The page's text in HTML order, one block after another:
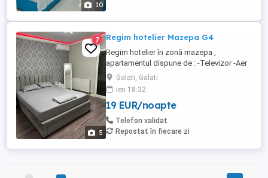
10
5
7 Regim hotelier Mazepa G4
Regim hotelier în zonă mazepa ,
apartamentul dispune de : -Televizor -Aer
condiționat -Wi-fi -Mașină de spălat -
Frigider -Bucătărie dotată complet
Galati, Galati
ieri 18:32
19 EUR/noapte
Telefon validat
Repostat în fiecare zi